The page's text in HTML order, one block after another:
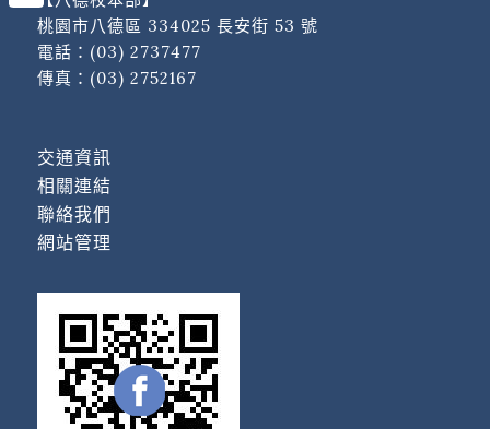
桃園市八德區 334025 長安街 53 號
電話： (03) 2737477
傳真：(03) 2752167
交通資訊
相關連結
聯絡我們
網站管理